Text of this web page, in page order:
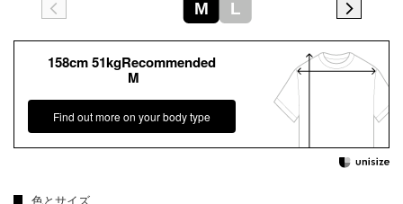
M L
158cm 51kgRecommended
M
Find out more on your body type
色とサイズ